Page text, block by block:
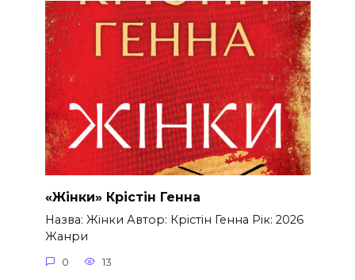
«Жінки» Крістін Генна
Назва: Жінки Автор: Крістін Генна Рік: 2026
Жанри
0 13